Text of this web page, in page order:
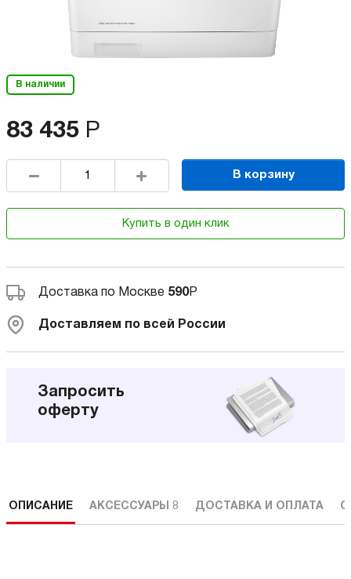
В наличии
83 435 Р
В корзину
Купить в один клик
Доставка по Москве 590Р
Доставляем по всей России
Запросить
оферту
ОПИСАНИЕ АКСЕССУАРЫ 8 ДОСТАВКА И ОПЛАТА